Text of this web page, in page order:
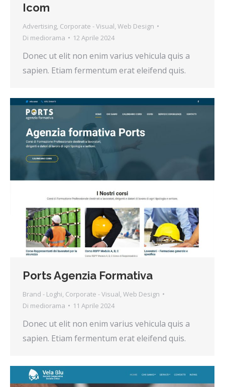
Icom
Advertising, Corporate - Visual, Web Design
Di mediorama 12 Aprile 2024
Donec ut elit non enim varius vehicula quis a
sapien. Etiam fermentum erat eleifend quis.
Ports Agenzia Formativa
Brand - Loghi, Corporate - Visual, Web Design
Di mediorama 11 Aprile 2024
Donec ut elit non enim varius vehicula quis a
sapien. Etiam fermentum erat eleifend quis.